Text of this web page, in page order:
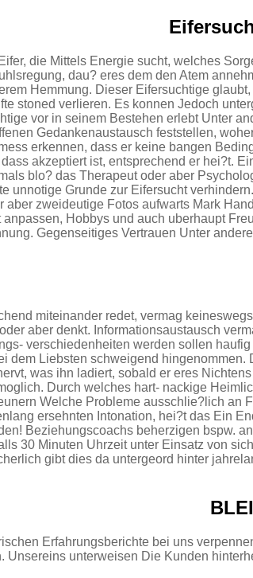
die Mittels Energie sucht, welches
dau? eres dem den Atem
Hemmung. Dieser Eifersuchtige
stoned verlieren. Es konnen Jedoch
vor in seinem Bestehen erlebt Unter
Gedankenaustausch feststellen,
erkennen, dass er keine bangen
akzeptiert ist, entsprechend er hei?t.
blo? das Therapeut oder aber
unnotige Grunde zur Eifersucht
aber zweideutige Fotos aufwarts Mark
anpassen, Hobbys und auch uberhaupt
Gegenseitiges Vertrauen Unter
miteinander redet, vermag
aber denkt. Informationsaustausch
verschiedenheiten werden sollen
dem Liebsten schweigend
was ihn ladiert, sobald er eres
Durch welches hart- nackige
Welche Probleme ausschlie?lich an
ersehnten Intonation, hei?t das Ein
Beziehungscoachs beherzigen bspw.
30 Minuten Uhrzeit unter Einsatz von
gibt dies da untergeord hinter
Erfahrungsberichte bei uns
Unsereins unterweisen Die Kunden